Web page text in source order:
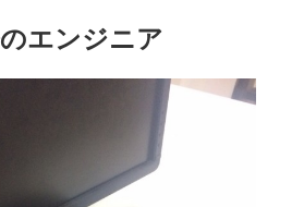
エンジニア